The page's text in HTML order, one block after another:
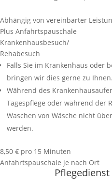
Abhängig von vereinbarter
Plus Anfahrtspauschale
Krankenhausbesuch/
Rehabesuch
Falls Sie im Krankenhaus oder
bringen wir dies gerne zu Ihnen.
Während des
Tagespflege oder während der
Waschen von Wäsche nicht
werden.
8,50 € pro 15 Minuten
Anfahrtspauschale je nach Ort